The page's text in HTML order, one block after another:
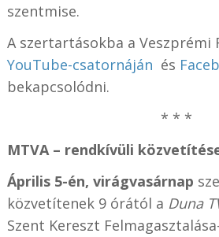
szentmise.
A szertartásokba a Veszprémi
YouTube-csatornáján és
bekapcsolódni.
* * *
MTVA – rendkívüli
Április 5-én, virágvasárnap
közvetítenek 9 órától a Duna
Szent Kereszt